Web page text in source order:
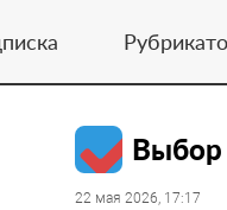
Выбор
22 мая 2026, 17:17